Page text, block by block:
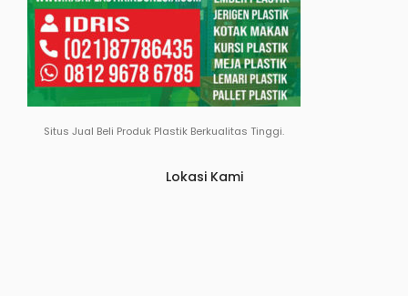
Situs Jual Beli Produk Plastik Berkualitas Tinggi.
Lokasi Kami